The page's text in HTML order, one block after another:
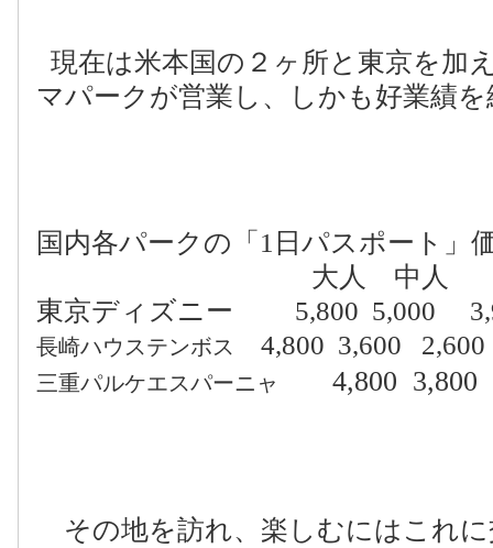
現在は米本国の２ヶ所と東京を加
マパークが営業し、しかも好業績
国内各パークの「 1 日パスポート」
大人 中人 小
東京ディズニー
5,800 5,000
長崎ハウステンボス 4,800 3,600 2,600
三重パルケエスパーニャ 4,800 3,800
その地を訪れ、楽しむにはこれに